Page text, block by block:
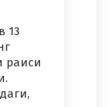
13
раиси